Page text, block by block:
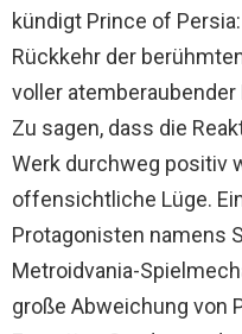
kündigt Prince of
Rückkehr der
voller atemberaubender
Zu sagen, dass die
Werk durchweg positiv
offensichtliche Lüge.
Protagonisten namens
Metroidvania-
große Abweichung von